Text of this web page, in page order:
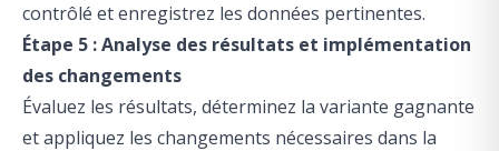
contrôlé et enregistrez les données pertinentes.
Étape 5 : Analyse des résultats et implémentation
des changements
Évaluez les résultats, déterminez la variante gagnante
et appliquez les changements nécessaires dans la